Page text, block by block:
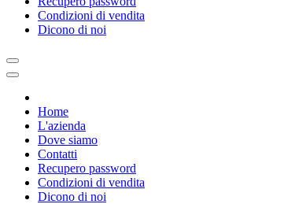
Condizioni di vendita
Dicono di noi
Home
L'azienda
Dove siamo
Contatti
Recupero password
Condizioni di vendita
Dicono di noi